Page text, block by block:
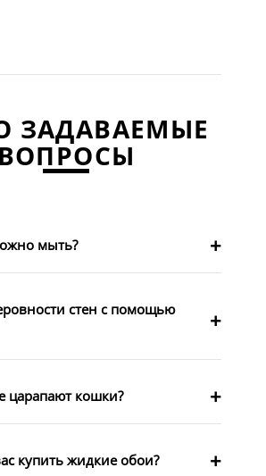
ЗАДАВАЕМЫЕ
ВОПРОСЫ
мыть?
стен с помощью
царапают кошки?
купить жидкие обои?